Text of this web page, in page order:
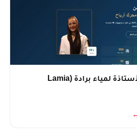
الموقع الرسمي للأستاذة لمياء برادة (Lamia